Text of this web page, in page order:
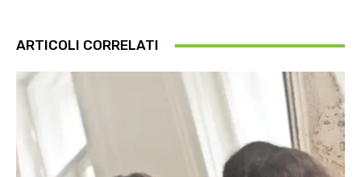
ARTICOLI CORRELATI